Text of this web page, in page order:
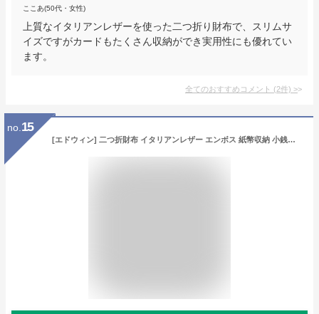
ここあ(50代・女性)
上質なイタリアンレザーを使った二つ折り財布で、スリムサ
イズですがカードもたくさん収納ができ実用性にも優れてい
ます。
全てのおすすめコメント (2件) >
no. 15
[エドウィン] 二つ折財布 イタリアンレザー エンボス 紙幣収納 小銭収納 カードポケット 22219021 71.ダークブラウン